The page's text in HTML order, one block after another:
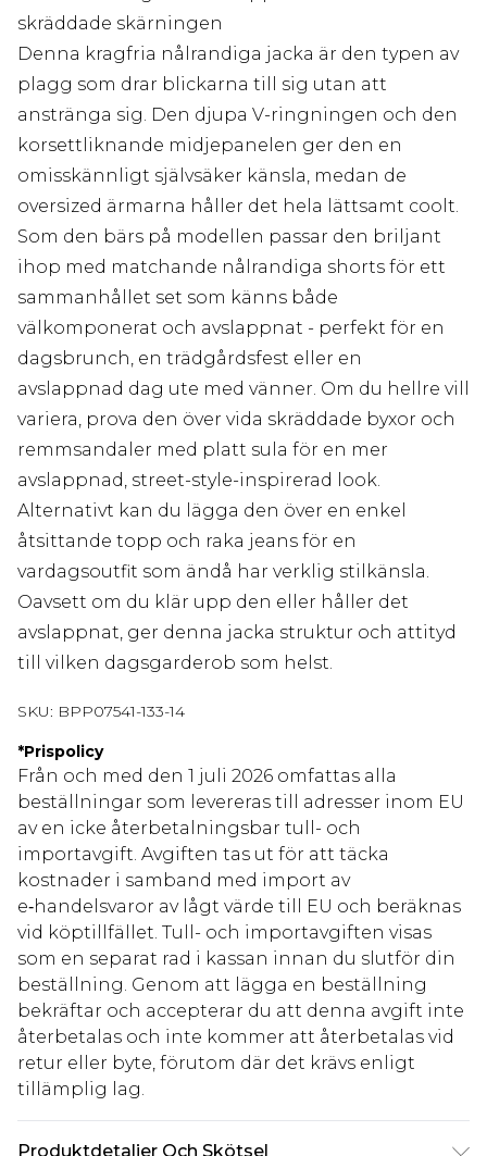
skräddade skärningen
Denna kragfria nålrandiga jacka är den typen av
plagg som drar blickarna till sig utan att
anstränga sig. Den djupa V-ringningen och den
korsettliknande midjepanelen ger den en
omisskännligt självsäker känsla, medan de
oversized ärmarna håller det hela lättsamt coolt.
Som den bärs på modellen passar den briljant
ihop med matchande nålrandiga shorts för ett
sammanhållet set som känns både
välkomponerat och avslappnat - perfekt för en
dagsbrunch, en trädgårdsfest eller en
avslappnad dag ute med vänner. Om du hellre vill
variera, prova den över vida skräddade byxor och
remmsandaler med platt sula för en mer
avslappnad, street-style-inspirerad look.
Alternativt kan du lägga den över en enkel
åtsittande topp och raka jeans för en
vardagsoutfit som ändå har verklig stilkänsla.
Oavsett om du klär upp den eller håller det
avslappnat, ger denna jacka struktur och attityd
till vilken dagsgarderob som helst.
SKU: BPP07541-133-14
*Prispolicy
Från och med den 1 juli 2026 omfattas alla
beställningar som levereras till adresser inom EU
av en icke återbetalningsbar tull- och
importavgift. Avgiften tas ut för att täcka
kostnader i samband med import av
e‑handelsvaror av lågt värde till EU och beräknas
vid köptillfället. Tull- och importavgiften visas
som en separat rad i kassan innan du slutför din
beställning. Genom att lägga en beställning
bekräftar och accepterar du att denna avgift inte
återbetalas och inte kommer att återbetalas vid
retur eller byte, förutom där det krävs enligt
tillämplig lag.
Produktdetaljer Och Skötsel